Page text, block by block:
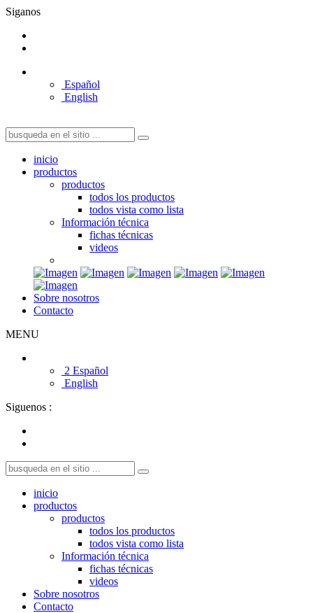
Siganos
Español
English
inicio
productos
productos
todos los productos
todos vista como lista
Información técnica
fichas técnicas
videos
Sobre nosotros
Contacto
MENU
2 Español
English
Siguenos :
inicio
productos
productos
todos los productos
todos vista como lista
Información técnica
fichas técnicas
videos
Sobre nosotros
Contacto